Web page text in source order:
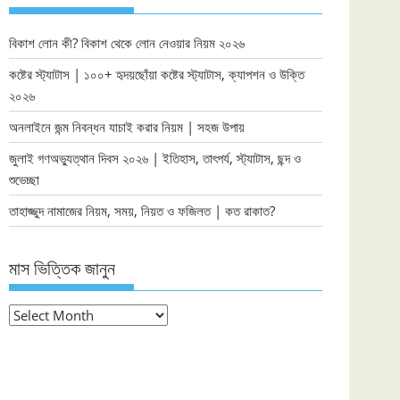
বিকাশ লোন কী? বিকাশ থেকে লোন নেওয়ার নিয়ম ২০২৬
কষ্টের স্ট্যাটাস | ১০০+ হৃদয়ছোঁয়া কষ্টের স্ট্যাটাস, ক্যাপশন ও উক্তি
২০২৬
অনলাইনে জন্ম নিবন্ধন যাচাই করার নিয়ম | সহজ উপায়
জুলাই গণঅভ্যুত্থান দিবস ২০২৬ | ইতিহাস, তাৎপর্য, স্ট্যাটাস, ছন্দ ও
শুভেচ্ছা
তাহাজ্জুদ নামাজের নিয়ম, সময়, নিয়ত ও ফজিলত | কত রাকাত?
মাস ভিত্তিক জানুন
মাস